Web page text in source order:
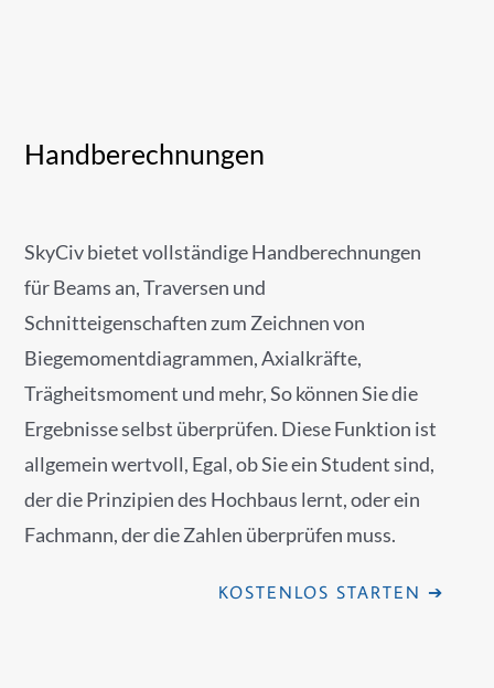
Handberechnungen
SkyCiv bietet vollständige Handberechnungen
für Beams an, Traversen und
Schnitteigenschaften zum Zeichnen von
Biegemomentdiagrammen, Axialkräfte,
Trägheitsmoment und mehr, So können Sie die
Ergebnisse selbst überprüfen. Diese Funktion ist
allgemein wertvoll, Egal, ob Sie ein Student sind,
der die Prinzipien des Hochbaus lernt, oder ein
Fachmann, der die Zahlen überprüfen muss.
KOSTENLOS STARTEN ➔